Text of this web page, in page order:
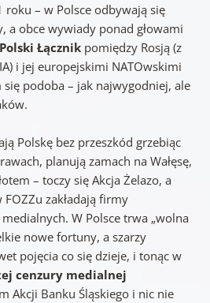
– w Polsce odbywają się
a obce wywiady ponad głowami
Polski Łącznik pomiędzy Rosją (z
i jej europejskimi NATOwskimi
podoba – jak najwygodniej, ale
Polskę bez przeszkód grzebiąc
planują zamach na Wałęsę,
– toczy się Akcja Żelazo, a
zakładają firmy
W Polsce trwa „wolna
nowe fortuny, a szarzy
pojęcia co się dzieje, i tonąc w
cenzury medialnej
Akcji Banku Śląskiego i nic nie